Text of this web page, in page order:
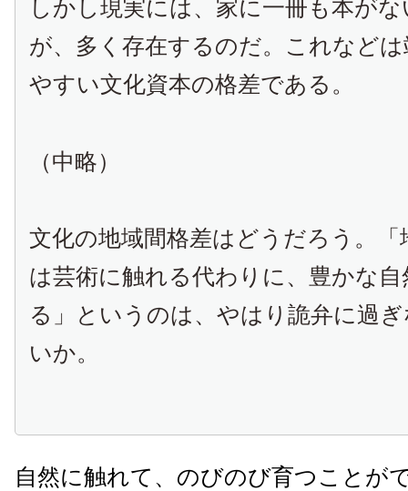
しかし現実には、家に一冊も本が
が、多く存在するのだ。これなど
やすい文化資本の格差である。
（中略）
文化の地域間格差はどうだろう。
は芸術に触れる代わりに、豊かな
る」というのは、やはり詭弁に過
いか。
自然に触れて、のびのび育つことが